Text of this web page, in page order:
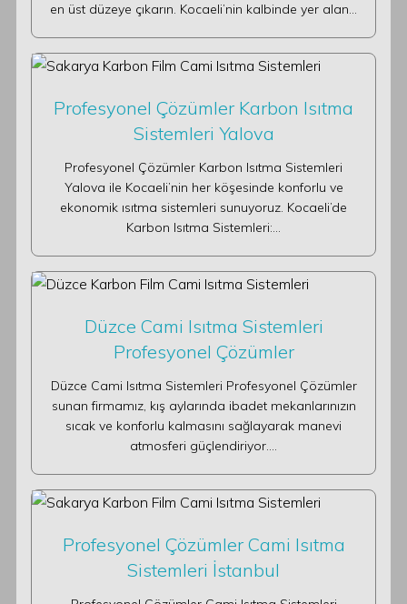
en üst düzeye çıkarın. Kocaeli’nin kalbinde yer alan…
Profesyonel Çözümler Karbon Isıtma
Sistemleri Yalova
Profesyonel Çözümler Karbon Isıtma Sistemleri
Yalova ile Kocaeli’nin her köşesinde konforlu ve
ekonomik ısıtma sistemleri sunuyoruz. Kocaeli’de
Karbon Isıtma Sistemleri:…
Düzce Cami Isıtma Sistemleri
Profesyonel Çözümler
Düzce Cami Isıtma Sistemleri Profesyonel Çözümler
sunan firmamız, kış aylarında ibadet mekanlarınızın
sıcak ve konforlu kalmasını sağlayarak manevi
atmosferi güçlendiriyor.…
Profesyonel Çözümler Cami Isıtma
Sistemleri İstanbul